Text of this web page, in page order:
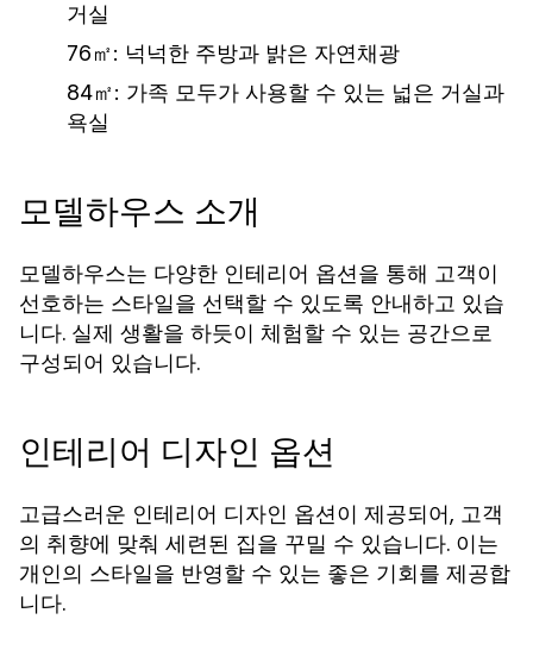
거실
76㎡: 넉넉한 주방과 밝은 자연채광
84㎡: 가족 모두가 사용할 수 있는 넓은 거실과
욕실
모델하우스 소개
모델하우스는 다양한 인테리어 옵션을 통해 고객이
선호하는 스타일을 선택할 수 있도록 안내하고 있습
니다. 실제 생활을 하듯이 체험할 수 있는 공간으로
구성되어 있습니다.
인테리어 디자인 옵션
고급스러운 인테리어 디자인 옵션이 제공되어, 고객
의 취향에 맞춰 세련된 집을 꾸밀 수 있습니다. 이는
개인의 스타일을 반영할 수 있는 좋은 기회를 제공합
니다.